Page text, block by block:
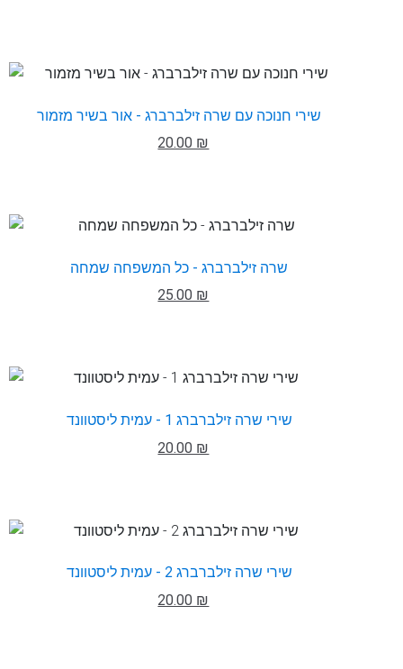
שירי חנוכה עם שרה זילברברג - אור בשיר מזמור
20.00 ₪
שרה זילברברג - כל המשפחה שמחה
25.00 ₪
שירי שרה זילברברג 1 - עמית ליסטוונד
20.00 ₪
שירי שרה זילברברג 2 - עמית ליסטוונד
20.00 ₪